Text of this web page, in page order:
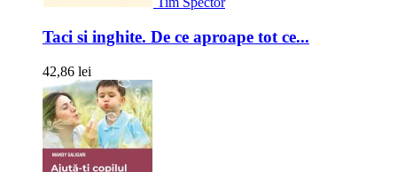
Taci si inghite. De ce aproape tot ce...
42,86 lei